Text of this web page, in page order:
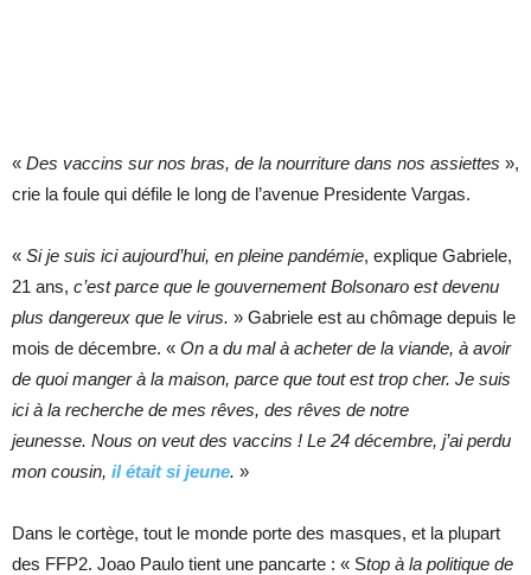
« Des vaccins sur nos bras, de la nourriture dans nos assiettes »,
crie la foule qui défile le long de l’avenue Presidente Vargas.
« Si je suis ici aujourd’hui, en pleine pandémie, explique Gabriele,
21 ans, c’est parce que le gouvernement Bolsonaro est devenu
plus dangereux que le virus. » Gabriele est au chômage depuis le
mois de décembre. « On a du mal à acheter de la viande, à avoir
de quoi manger à la maison, parce que tout est trop cher. Je suis
ici à la recherche de mes rêves, des rêves de notre
jeunesse. Nous on veut des vaccins ! Le 24 décembre, j’ai perdu
mon cousin, il était si jeune. »
Dans le cortège, tout le monde porte des masques, et la plupart
des FFP2. Joao Paulo tient une pancarte : « Stop à la politique de